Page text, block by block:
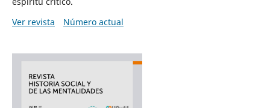
Ver revista
Número actual